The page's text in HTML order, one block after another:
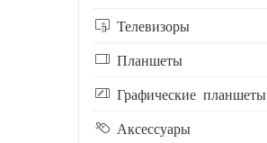
Телевизоры
Планшеты
Графические планшеты
Аксессуары